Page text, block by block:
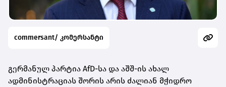
commersant/ კომერსანტი
გერმანულ პარტია AfD-სა და აშშ-ის ახალ
ადმინისტრაციას შორის არის ძალიან მჭიდრო